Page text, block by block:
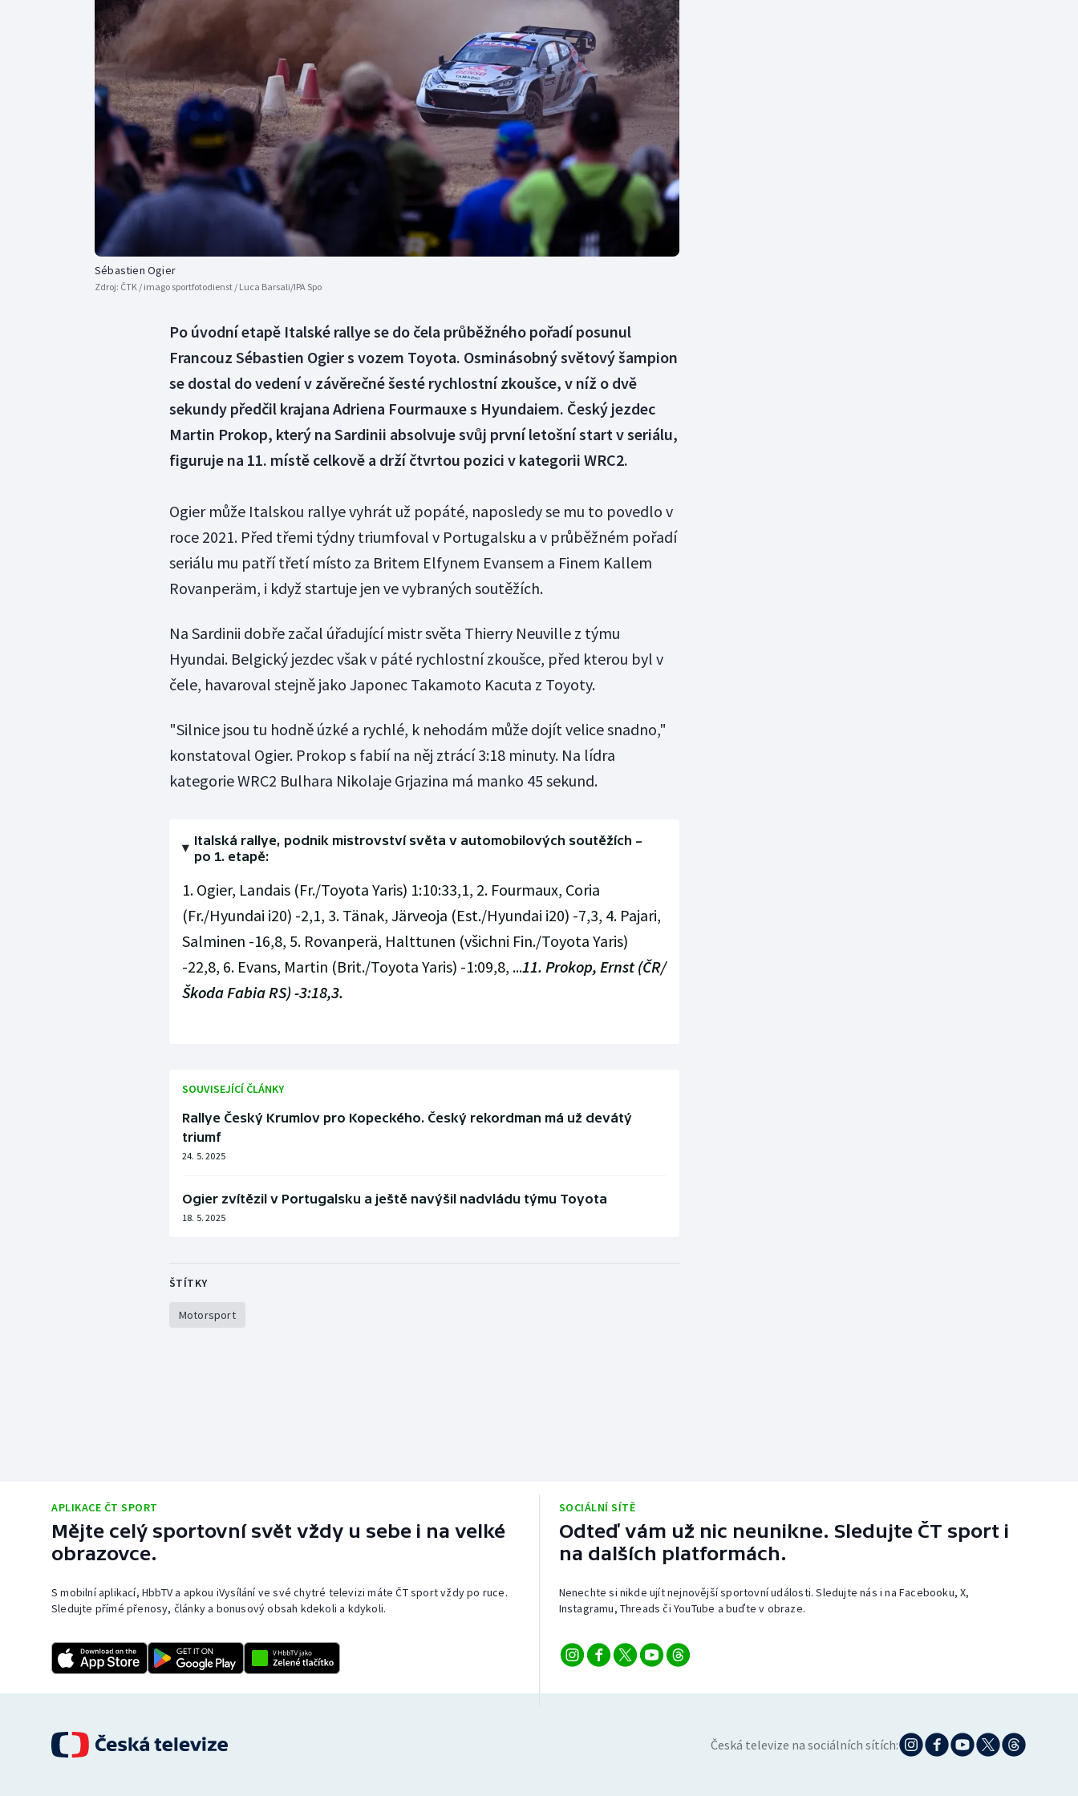
Florbal
Futsal
Golf
Gymnastika
Motorsport
Olympijské hry
Parasport
Plavání
Plážový volejbal
Triatlon
Veslování
Vodní slalom
Volejbal
Ostatní
Sébastien Ogier
Zdroj: ČTK / imago sportfotodienst / Luca Barsali/IPA Spo
Po úvodní etapě Italské rallye se do čela průběžného pořadí posunul
Francouz Sébastien Ogier s vozem Toyota. Osminásobný světový šampion
se dostal do vedení v závěrečné šesté rychlostní zkoušce, v níž o dvě
sekundy předčil krajana Adriena Fourmauxe s Hyundaiem. Český jezdec
Martin Prokop, který na Sardinii absolvuje svůj první letošní start v seriálu,
figuruje na 11. místě celkově a drží čtvrtou pozici v kategorii WRC2.
Ogier může Italskou rallye vyhrát už popáté, naposledy se mu to povedlo v
roce 2021. Před třemi týdny triumfoval v Portugalsku a v průběžném pořadí
seriálu mu patří třetí místo za Britem Elfynem Evansem a Finem Kallem
Rovanperäm, i když startuje jen ve vybraných soutěžích.
Na Sardinii dobře začal úřadující mistr světa Thierry Neuville z týmu
Hyundai. Belgický jezdec však v páté rychlostní zkoušce, před kterou byl v
čele, havaroval stejně jako Japonec Takamoto Kacuta z Toyoty.
"Silnice jsou tu hodně úzké a rychlé, k nehodám může dojít velice snadno,"
konstatoval Ogier. Prokop s fabií na něj ztrácí 3:18 minuty. Na lídra
kategorie WRC2 Bulhara Nikolaje Grjazina má manko 45 sekund.
Italská rallye, podnik mistrovství světa v automobilových soutěžích –
po 1. etapě:
1. Ogier, Landais (Fr./Toyota Yaris) 1:10:33,1, 2. Fourmaux, Coria
(Fr./Hyundai i20) -2,1, 3. Tänak, Järveoja (Est./Hyundai i20) -7,3, 4. Pajari,
Salminen -16,8, 5. Rovanperä, Halttunen (všichni Fin./Toyota Yaris)
-22,8, 6. Evans, Martin (Brit./Toyota Yaris) -1:09,8, ...11. Prokop, Ernst (ČR/
Škoda Fabia RS) -3:18,3.
SOUVISEJÍCÍ ČLÁNKY
Rallye Český Krumlov pro Kopeckého. Český rekordman má už devátý
triumf
24. 5. 2025
Ogier zvítězil v Portugalsku a ještě navýšil nadvládu týmu Toyota
18. 5. 2025
ŠTÍTKY
Motorsport
APLIKACE ČT SPORT
Mějte celý sportovní svět vždy u sebe i na velké
obrazovce.
S mobilní aplikací, HbbTV a apkou iVysílání ve své chytré televizi máte ČT sport vždy po ruce.
Sledujte přímé přenosy, články a bonusový obsah kdekoli a kdykoli.
SOCIÁLNÍ SÍTĚ
Odteď vám už nic neunikne. Sledujte ČT sport i
na dalších platformách.
Nenechte si nikde ujít nejnovější sportovní události. Sledujte nás i na Facebooku, X,
Instagramu, Threads či YouTube a buďte v obraze.
Česká televize na sociálních sítích: